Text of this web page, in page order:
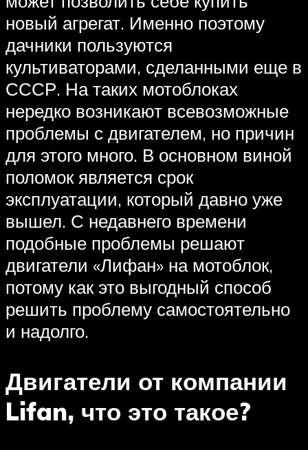
новый агрегат. Именно поэтому
дачники пользуются
культиваторами, сделанными еще в
СССР. На таких мотоблоках
нередко возникают всевозможные
проблемы с двигателем, но причин
для этого много. В основном виной
поломок является срок
эксплуатации, который давно уже
вышел. С недавнего времени
подобные проблемы решают
двигатели «Лифан» на мотоблок,
потому как это выгодный способ
решить проблему самостоятельно
и надолго.
Двигатели от компании
Lifan, что это такое?